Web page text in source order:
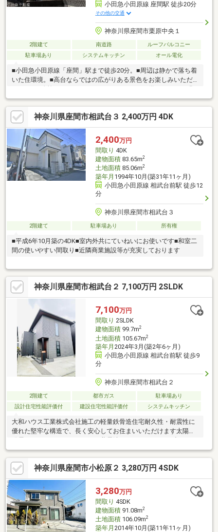
小田急小田原線 座間駅 徒歩20分
その他の交通
神奈川県座間市栗原中央１
2階建て 南道路
ルーフバルコニー
駐車場あり
システムキッチン オール電化
■小田急小田原線「座間」駅まで徒歩20分。■周辺は静かで落ち着
いた住環境。■高台ならではの広がりある景色をお楽しみいただ
るく開放的な住まい。■水廻りが2階にまとめて配置されているの
で、日々の家事もスムーズ。■WICやSICなど充実した収納スペー
スあり。■カースペースに2台駐車可能です(車種による)。電気自
動車用コンセントあり■キッチンには横並び3連のIHコンロ◆周辺
環境◆・ローソン座間市役所店まで徒歩6分・ユーコープハーモ
ス座間まで徒歩11分・座間市立立野台小学校まで徒歩9分
神奈川県座間市相武台３ 2,400万円 4DK
2,400万円
間取り 4DK
建物面積83.65m2
土地面積85.06m2
築年月 1994年10月(築31年11ヶ月)
小田急小田原線 相武台前駅 徒歩12
分
神奈川県座間市相武台３
2階建て 駐車場あり 所有権
■平成6年10月築の4DK■室内外共にていねいにお使いです■和室二
間の使いやすい間取り■近隣商業施設等が充実しております
神奈川県座間市相武台２ 7,100万円 2SLDK
7,100万円
間取り 2SLDK
建物面積99.7m2
土地面積105.67m2
築年月 2024年3月(築2年6ヶ月)
小田急小田原線 相武台前駅 徒歩9
分
神奈川県座間市相武台２
2階建て 都市ガス
駐車場あり
設計住宅性能評価付
建設住宅性能評価付 システムキッチン
大和ハウス工業株式会社施工の軽量鉄骨造住宅耐久性・耐震性に
優れた堅牢な構造で、長く安心してお住まいいただけます太陽光
給湯器を搭載しており、環境にも家計にもやさしいエコ住宅外か
らの視線を気にせず、空と光を独り占めする２階リビング家族
の“全部”が収まる大型ファミリークローゼットで家が散らからな
い収納中心の設計です◆大和ハウス工業施工 ｘｅｖｏΣ（ジー
ヴォシグマ）◆太陽光発電システム◆ＨＥＭＳ◆リチウムイオン
蓄電池◆エコワン（ハイブリッド給湯器）
神奈川県座間市小松原２ 3,280万円 4SDK
3,280万円
間取り 4SDK
建物面積91.08m2
土地面積106.09m2
築年月 2014年10月(築11年11ヶ月)